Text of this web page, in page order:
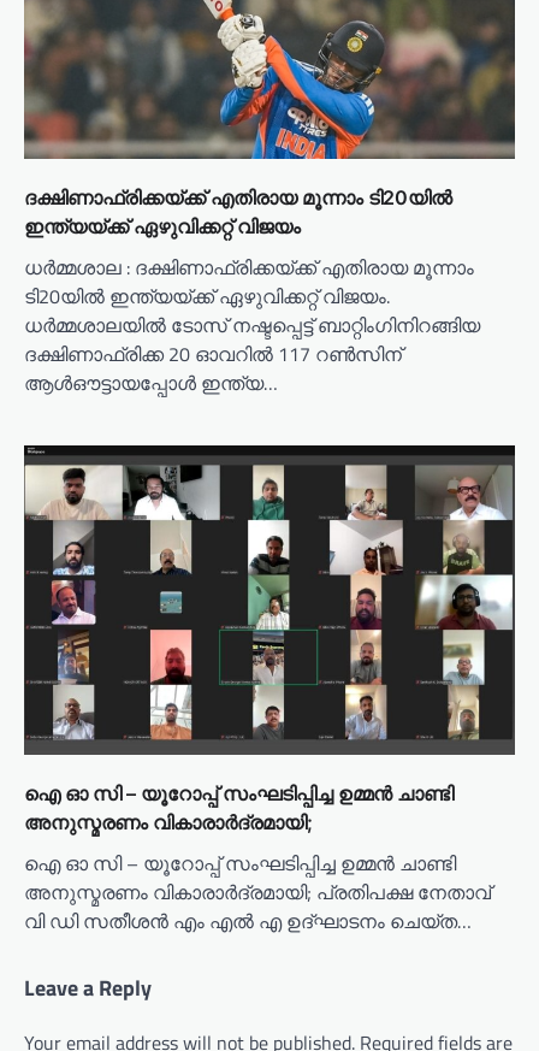
ദക്ഷിണാഫ്രിക്കയ്ക്ക് എതിരായ മൂന്നാം ടി20യിൽ
ഇന്ത്യയ്ക്ക് ഏഴുവിക്കറ്റ് വിജയം
ധർമ്മശാല : ദക്ഷിണാഫ്രിക്കയ്ക്ക് എതിരായ മൂന്നാം
ടി20യിൽ ഇന്ത്യയ്ക്ക് ഏഴുവിക്കറ്റ് വിജയം.
ധർമ്മശാലയിൽ ടോസ് നഷ്ടപ്പെട്ട് ബാറ്റിംഗിനിറങ്ങിയ
ദക്ഷിണാഫ്രിക്ക 20 ഓവറിൽ 117 റൺസിന്
ആൾഔട്ടായപ്പോൾ ഇന്ത്യ…
ഐ ഓ സി – യൂറോപ്പ് സംഘടിപ്പിച്ച ഉമ്മൻ ചാണ്ടി
അനുസ്മരണം വികാരാർദ്രമായി;
ഐ ഓ സി – യൂറോപ്പ് സംഘടിപ്പിച്ച ഉമ്മൻ ചാണ്ടി
അനുസ്മരണം വികാരാർദ്രമായി; പ്രതിപക്ഷ നേതാവ്
വി ഡി സതീശൻ എം എൽ എ ഉദ്ഘാടനം ചെയ്ത…
Leave a Reply
Your email address will not be published. Required fields are